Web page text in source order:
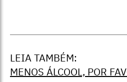
LEIA TAMBÉM:
MENOS ÁLCOOL, POR